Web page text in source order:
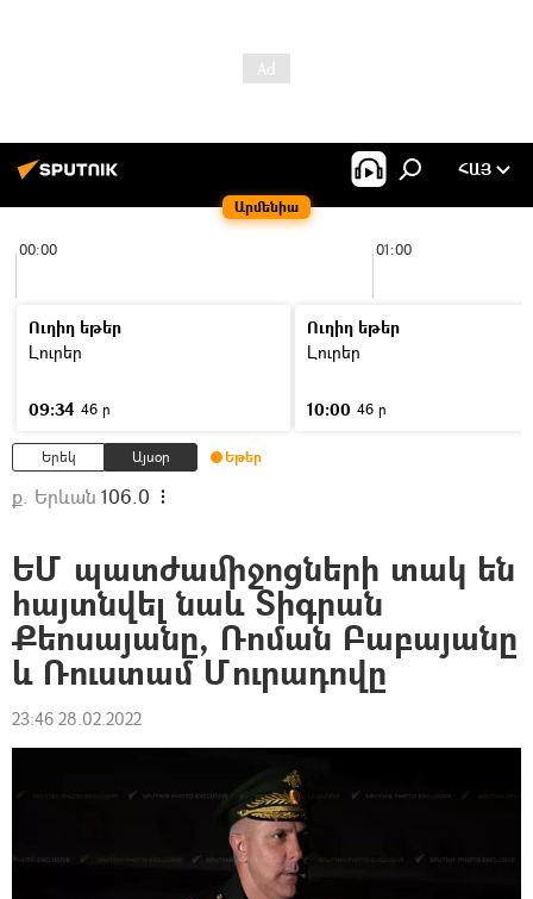
Արմենիա
ՀԱՅ
00:00 01:00
Ուղիղ եթեր
Լուրեր
09:34 46 ր
Ուղիղ եթեր
Լուրեր
10:00 46 ր
Երեկ Այսօր Եթեր
ք. Երևան 106.0
ԵՄ պատժամիջոցների տակ են
հայտնվել նաև Տիգրան
Քեոսայանը, Ռոման Բաբայանը
և Ռուստամ Մուրադովը
23:46 28.02.2022